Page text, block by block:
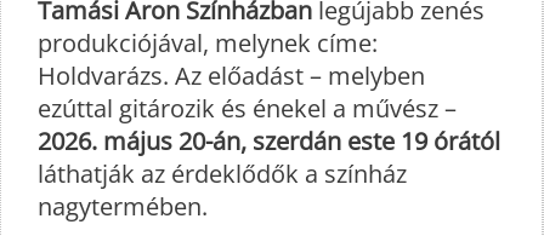
Tamási Áron Színházban legújabb zenés
produkciójával, melynek címe:
Holdvarázs. Az előadást – melyben
ezúttal gitározik és énekel a művész –
2026. május 20-án, szerdán este 19 órától
láthatják az érdeklődők a színház
nagytermében.